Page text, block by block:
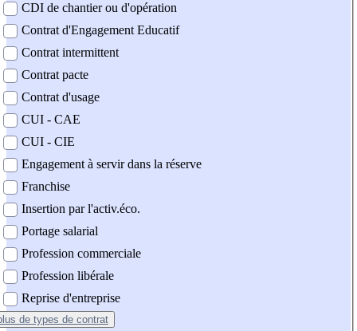
CDI de chantier ou d'opération
Contrat d'Engagement Educatif
Contrat intermittent
Contrat pacte
Contrat d'usage
CUI - CAE
CUI - CIE
Engagement à servir dans la réserve
Franchise
Insertion par l'activ.éco.
Portage salarial
Profession commerciale
Profession libérale
Reprise d'entreprise
de types de contrat